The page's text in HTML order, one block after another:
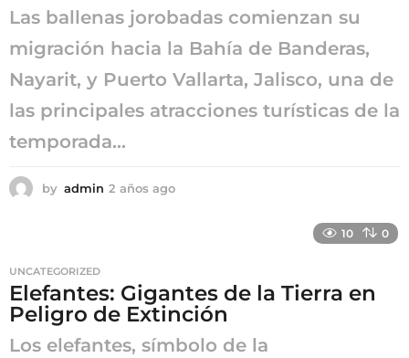
Las ballenas jorobadas comienzan su
migración hacia la Bahía de Banderas,
Nayarit, y Puerto Vallarta, Jalisco, una de
las principales atracciones turísticas de la
temporada...
by admin 2 años ago
g
o
10 0
UNCATEGORIZED
Elefantes: Gigantes de la Tierra en
Peligro de Extinción
Los elefantes, símbolo de la